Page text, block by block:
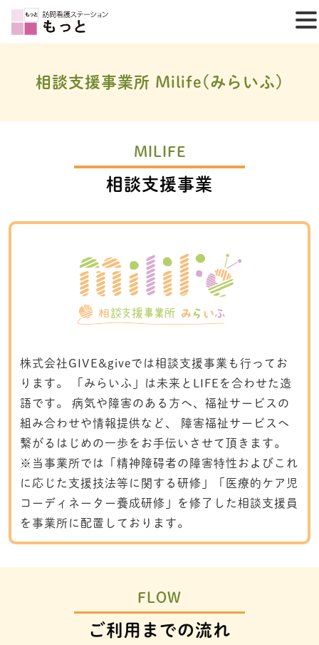
相談支援事業所 Milife(みらいふ)
MILIFE
相談支援事業
株式会社GIVE&giveでは相談支援事業も行ってお
ります。 「みらいふ」は未来とLIFEを合わせた造
語です。 病気や障害のある方へ、福祉サービスの
組み合わせや情報提供など、 障害福祉サービスへ
繋がるはじめの一歩をお手伝いさせて頂きます。
※当事業所では「精神障碍者の障害特性およびこれ
に応じた支援技法等に関する研修」「医療的ケア児
コーディネーター養成研修」を修了した相談支援員
を事業所に配置しております。
FLOW
ご利用までの流れ